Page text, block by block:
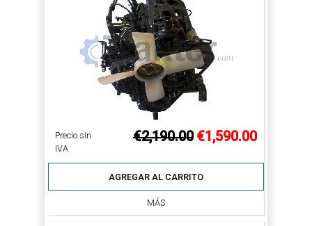
Precio sin
IVA
€2,190.00 €1,590.00
AGREGAR AL CARRITO
MÁS